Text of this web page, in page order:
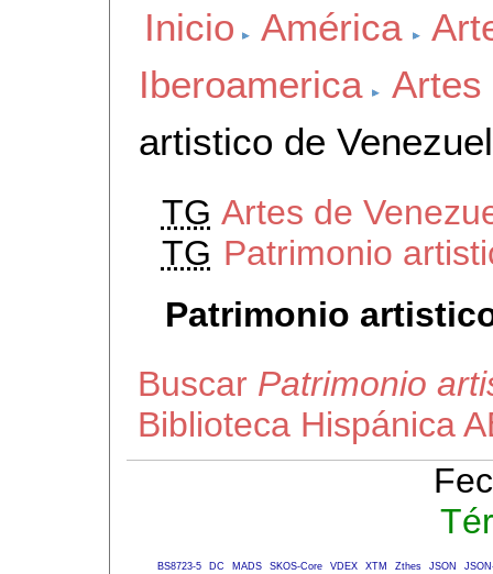
Inicio América
Iberoamerica
Artes
artistico de
TG Artes de
TG Patrimonio
Patrimonio
Buscar Patrimonio
Biblioteca Hispánica
BS8723-5 DC MADS SKOS-Core VDEX XTM Zthes JSON